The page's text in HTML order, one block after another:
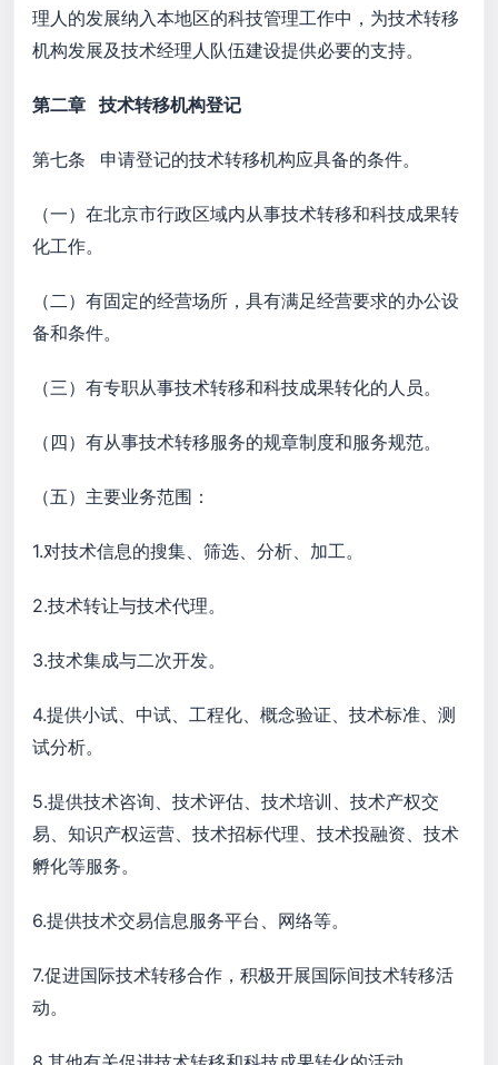
理人的发展纳入本地区的科技管理工作中，为技术转移
机构发展及技术经理人队伍建设提供必要的支持。
第二章 技术转移机构登记
第七条 申请登记的技术转移机构应具备的条件。
（一）在北京市行政区域内从事技术转移和科技成果转
化工作。
（二）有固定的经营场所，具有满足经营要求的办公设
备和条件。
（三）有专职从事技术转移和科技成果转化的人员。
（四）有从事技术转移服务的规章制度和服务规范。
（五）主要业务范围：
1.对技术信息的搜集、筛选、分析、加工。
2.技术转让与技术代理。
3.技术集成与二次开发。
4.提供小试、中试、工程化、概念验证、技术标准、测
试分析。
5.提供技术咨询、技术评估、技术培训、技术产权交
易、知识产权运营、技术招标代理、技术投融资、技术
孵化等服务。
6.提供技术交易信息服务平台、网络等。
7.促进国际技术转移合作，积极开展国际间技术转移活
动。